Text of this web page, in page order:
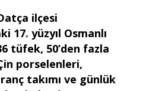
ilçesi
17. yüzyıl Osmanlı
tüfek, 50’den fazla
porselenleri,
takımı ve günlük